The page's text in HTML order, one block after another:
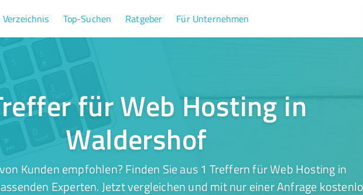
Verzeichnis Top-Suchen Ratgeber Für Unternehmen
für Web Hosting in
Waldershof
Kunden empfohlen? Finden Sie aus 1 Treffern für Web Hosting in
Experten. Jetzt vergleichen und mit nur einer Anfrage